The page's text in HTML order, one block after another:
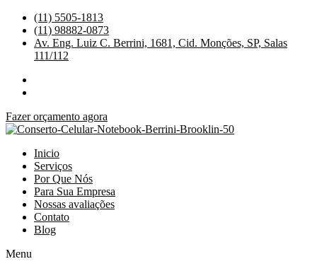
para
conteúdo
(11) 5505-1813
(11) 98882-0873
Av. Eng. Luiz C. Berrini, 1681, Cid. Monções, SP, Salas
111/112
Fazer orçamento agora
Inicio
Serviços
Por Que Nós
Para Sua Empresa
Nossas avaliações
Contato
Blog
Menu